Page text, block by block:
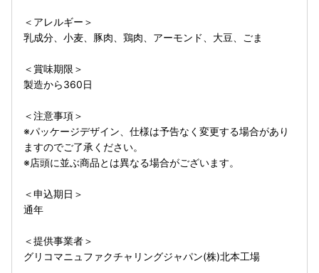
＜アレルギー＞
乳成分、小麦、豚肉、鶏肉、アーモンド、大豆、ごま
＜賞味期限＞
製造から360日
＜注意事項＞
※パッケージデザイン、仕様は予告なく変更する場合があり
ますのでご了承ください。
※店頭に並ぶ商品とは異なる場合がございます。
＜申込期日＞
通年
＜提供事業者＞
グリコマニュファクチャリングジャパン(株)北本工場